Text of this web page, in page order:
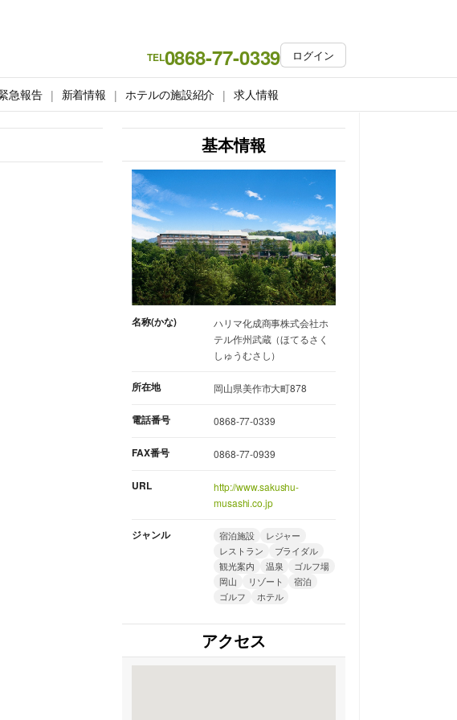
TEL0868-77-0339 ログイン
急報告 新着情報 ホテルの施設紹介 求人情報
基本情報
名称(かな)
ハリマ化成商事株式会社ホ
テル作州武蔵（ほてるさく
しゅうむさし）
所在地 岡山県美作市大町878
電話番号 0868-77-0339
FAX番号 0868-77-0939
URL
http://www.sakushu-
musashi.co.jp
ジャンル 宿泊施設
レジャー
レストラン
ブライダル
観光案内
温泉
ゴルフ場
岡山
リゾート
宿泊
ゴルフ
ホテル
アクセス